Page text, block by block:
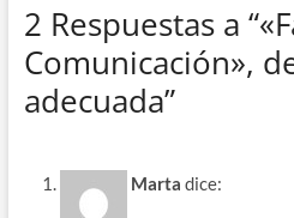
b
o
a
2 Respuestas a
Comunicación»,
adecuada”
Marta dice: